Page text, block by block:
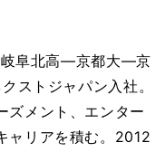
岐阜北高―京都大―京
ストジャパン入社。
ズメント、エンター
ャリアを積む。2012